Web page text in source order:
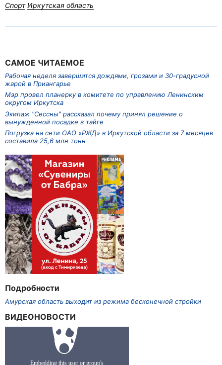
Спорт Иркутская область
САМОЕ ЧИТАЕМОЕ
Рабочая неделя завершится дождями, грозами и 30-градусной
жарой в Приангарье
Мэр провел планерку в комитете по управлению Ленинским
округом Иркутска
Экипаж "Сессны" рассказал почему принял решение о
вынужденной посадке в тайге
Погрузка на сети ОАО «РЖД» в Иркутской области за 7 месяцев
составила 25,6 млн тонн
Подробности
Амурская область выходит из режима бесконечной стройки
ВИДЕОНОВОСТИ